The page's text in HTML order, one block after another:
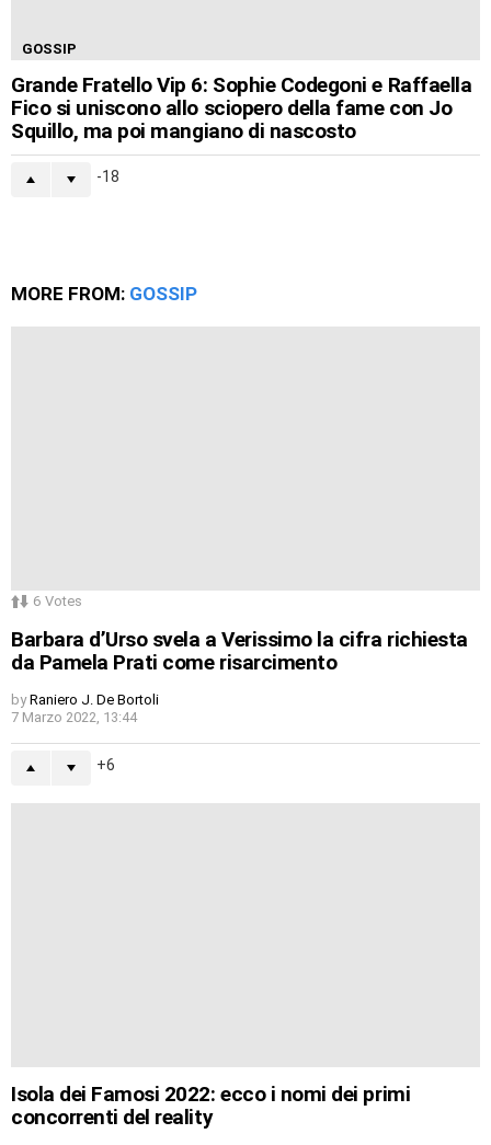
GOSSIP
Grande Fratello Vip 6: Sophie Codegoni e Raffaella
Fico si uniscono allo sciopero della fame con Jo
Squillo, ma poi mangiano di nascosto
-18
MORE FROM: GOSSIP
6 Votes
Barbara d’Urso svela a Verissimo la cifra richiesta
da Pamela Prati come risarcimento
by Raniero J. De Bortoli
7 Marzo 2022, 13:44
6
Isola dei Famosi 2022: ecco i nomi dei primi
concorrenti del reality